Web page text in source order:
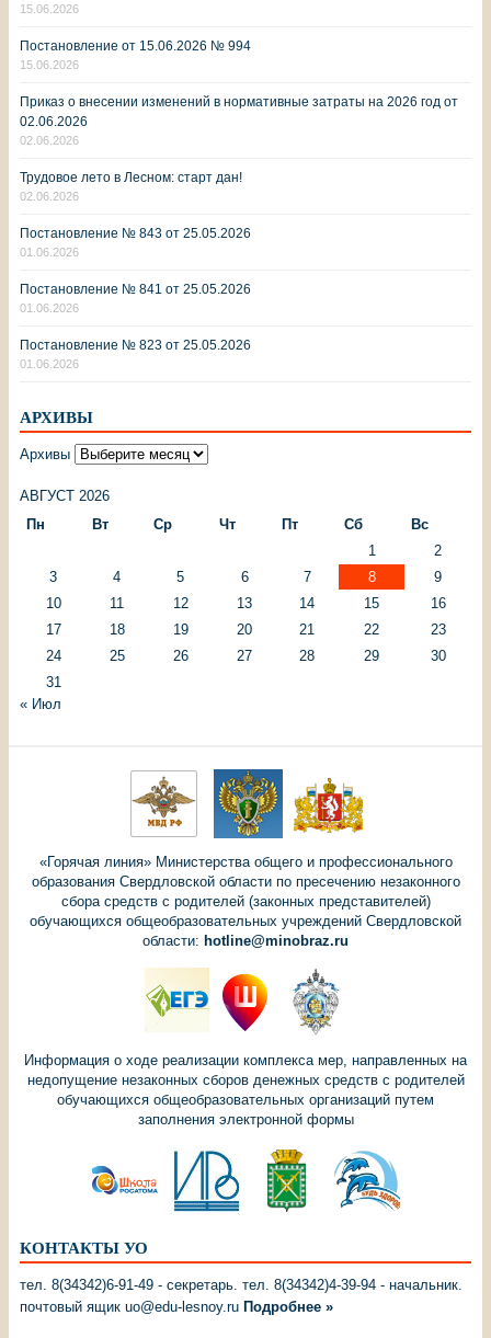
15.06.2026
Постановление от 15.06.2026 № 994
15.06.2026
Приказ о внесении изменений в нормативные затраты на 2026 год от
02.06.2026
02.06.2026
Трудовое лето в Лесном: старт дан!
02.06.2026
Постановление № 843 от 25.05.2026
01.06.2026
Постановление № 841 от 25.05.2026
01.06.2026
Постановление № 823 от 25.05.2026
01.06.2026
АРХИВЫ
Архивы
АВГУСТ 2026
Пн
Вт Ср Чт Пт Сб
Вс
1
2
3
4 5 6 7 8
9
10
11 12 13 14 15
16
17
18 19 20 21 22
23
24
25 26 27 28 29
30
31
« Июл
«Горячая линия» Министерства общего и профессионального
образования Свердловской области по пресечению незаконного
сбора средств с родителей (законных представителей)
обучающихся общеобразовательных учреждений Свердловской
области: hotline@minobraz.ru
Информация о ходе реализации комплекса мер, направленных на
недопущение незаконных сборов денежных средств с родителей
обучающихся общеобразовательных организаций путем
заполнения электронной формы
КОНТАКТЫ УО
тел. 8(34342)6-91-49 - секретарь. тел. 8(34342)4-39-94 - начальник.
почтовый ящик uo@edu-lesnoy.ru Подробнее »